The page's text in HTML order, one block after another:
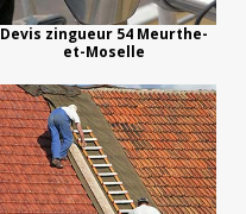
Devis zingueur 54 Meurthe-
et-Moselle